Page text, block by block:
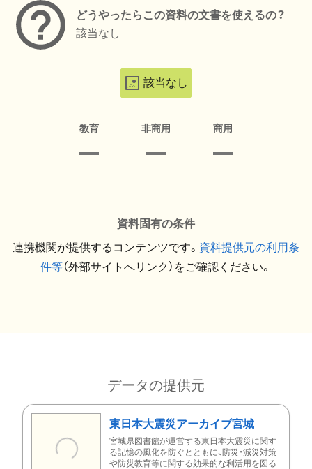
どうやったらこの資料の文書を使えるの？
該当なし
該当なし
教育 非商用 商用
資料固有の条件
連携機関が提供するコンテンツです。 資料提供元の利用条
件等（外部サイトへリンク）をご確認ください。
データの提供元
東日本大震災アーカイブ宮城
宮城県図書館が運営する東日本大震災に関す
る記憶の風化を防ぐとともに、防災・減災対策
や防災教育等に関する効果的な利活用を図る